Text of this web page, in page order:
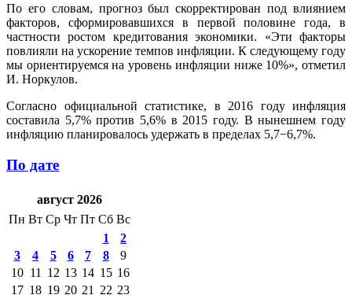
По его словам, прогноз был скорректирован под влиянием
факторов, сформировавшихся в первой половине года, в
частности ростом кредитования экономики. «Эти факторы
повлияли на ускорение темпов инфляции. К следующему году
мы ориентируемся на уровень инфляции ниже 10%», отметил
И. Норкулов.
Согласно официальной статистике, в 2016 году инфляция
составила 5,7% против 5,6% в 2015 году. В нынешнем году
инфляцию планировалось удержать в пределах 5,7−6,7%.
По дате
август 2026
Пн Вт Ср Чт Пт Сб Вс
1
2
3
4 5 6 7 8
9
10 11 12 13 14 15 16
17 18 19 20 21 22 23